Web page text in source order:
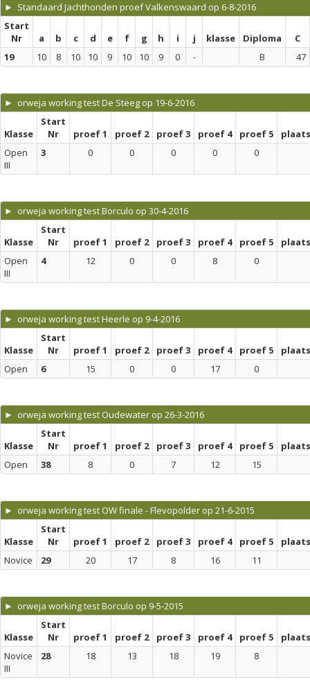
► Standaard Jachthonden proef Valkenswaard op 6-8-2016
Start
Nr
a b c d e f g h i j klasse Diploma
C
19
10 8 10 10 9 10 10 9 0 - B 47
► orweja working test De Steeg op 19-6-2016
Klasse
Start
Nr
proef 1 proef 2 proef 3 proef 4 proef 5
Open
III
3 0 0 0 0 0
► orweja working test Borculo op 30-4-2016
Klasse
Start
Nr
proef 1 proef 2 proef 3 proef 4 proef 5
Open
III
4 12 0 0 8 0
► orweja working test Heerle op 9-4-2016
Klasse
Start
Nr
proef 1 proef 2 proef 3 proef 4 proef 5
Open
6 15 0 0 17 0
► orweja working test Oudewater op 26-3-2016
Klasse
Start
Nr
proef 1 proef 2 proef 3 proef 4 proef 5
Open
38 8 0 7 12 15
► orweja working test OW finale - Flevopolder op 21-6-2015
Klasse
Start
Nr
proef 1 proef 2 proef 3 proef 4 proef 5
Novice
29 20 17 8 16 11
► orweja working test Borculo op 9-5-2015
Klasse
Start
Nr
proef 1 proef 2 proef 3 proef 4 proef 5
Novice
III
28 18 13 18 19 8